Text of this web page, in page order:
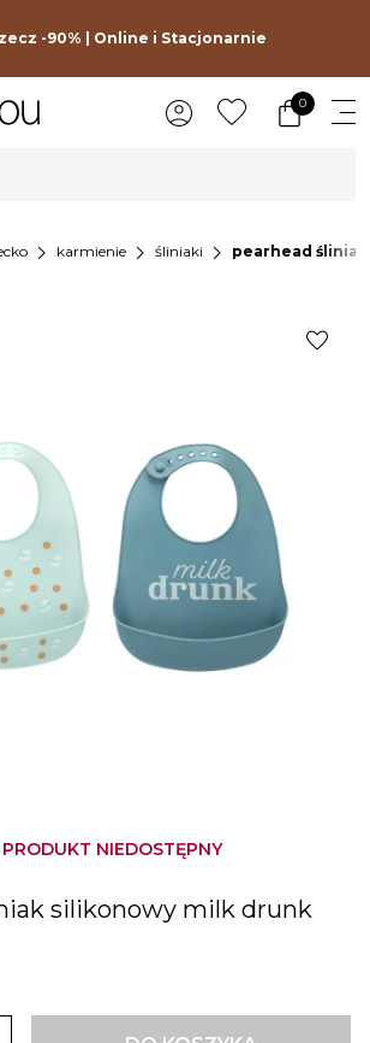
-90% | Online i Stacjonarnie
0
chevron_right karmienie chevron_right śliniaki chevron_right pearhead
NIEDOSTĘPNY
silikonowy milk drunk
favorite